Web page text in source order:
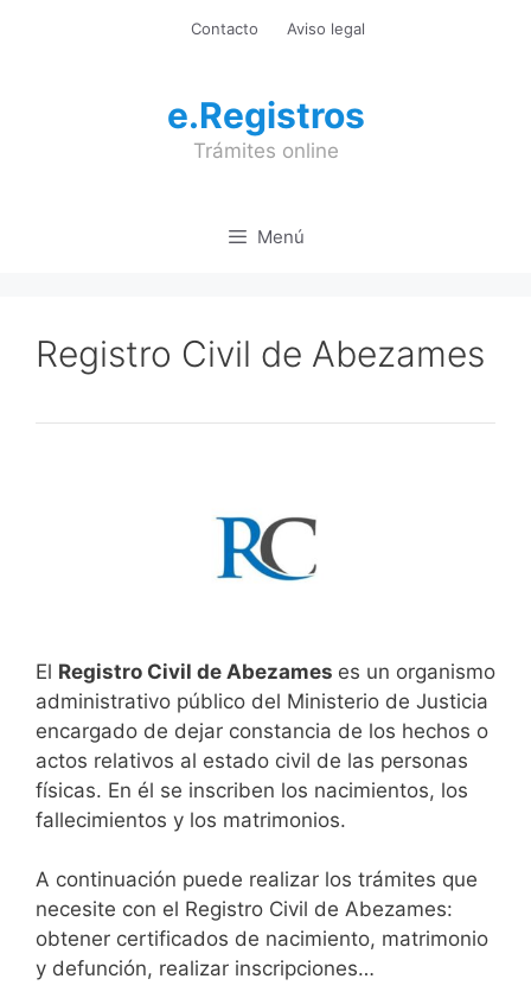
Contacto Aviso legal
e.Registros
Trámites online
Menú
Registro Civil de Abezames
El Registro Civil de Abezames es un organismo
administrativo público del Ministerio de Justicia
encargado de dejar constancia de los hechos o
actos relativos al estado civil de las personas
físicas. En él se inscriben los nacimientos, los
fallecimientos y los matrimonios.
A continuación puede realizar los trámites que
necesite con el Registro Civil de Abezames:
obtener certificados de nacimiento, matrimonio
y defunción, realizar inscripciones…